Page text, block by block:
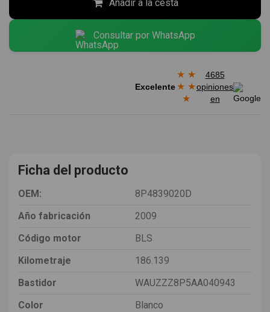
Añadir a la cesta
Consultar por WhatsApp
Excelente
★ ★
★ ★
★
4685
opiniones
en
Ficha del producto
OEM:
8P4839020D
Año fabricación
2009
Código motor
BLS
Kilometraje
186.139
Bastidor
WAUZZZ8P5AA040943
Color
Blanco